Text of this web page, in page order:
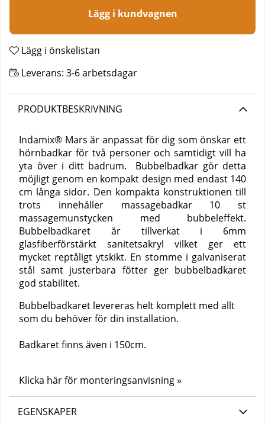
Lägg i kundvagnen
Lägg i önskelistan
Leverans: 3-6 arbetsdagar
PRODUKTBESKRIVNING
Indamix® Mars är anpassat för dig som önskar ett
hörnbadkar för två personer och samtidigt vill ha
yta över i ditt badrum. Bubbelbadkar gör detta
möjligt genom en kompakt design med endast 140
cm långa sidor. Den kompakta konstruktionen till
trots innehåller massagebadkar 10 st
massagemunstycken med bubbeleffekt.
Bubbelbadkaret är tillverkat i 6mm
glasfiberförstärkt sanitetsakryl vilket ger ett
mycket reptåligt ytskikt. En stomme i galvaniserat
stål samt justerbara fötter ger bubbelbadkaret
god stabilitet.
Bubbelbadkaret levereras helt komplett med allt
som du behöver för din installation.
Badkaret finns även i 150cm.
Klicka här för monteringsanvisning »
EGENSKAPER